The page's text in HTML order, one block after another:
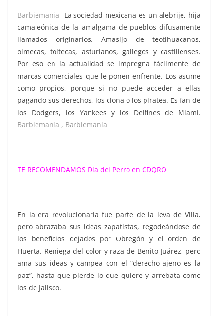
Barbiemania La sociedad mexicana es un alebrije, hija
camaleónica de la amalgama de pueblos difusamente
llamados originarios. Amasijo de teotihuacanos,
olmecas, toltecas, asturianos, gallegos y castillenses.
Por eso en la actualidad se impregna fácilmente de
marcas comerciales que le ponen enfrente. Los asume
como propios, porque si no puede acceder a ellas
pagando sus derechos, los clona o los piratea. Es fan de
los Dodgers, los Yankees y los Delfines de Miami.
Barbiemanía , Barbiemanía
TE RECOMENDAMOS Día del Perro en CDQRO
En la era revolucionaria fue parte de la leva de Villa,
pero abrazaba sus ideas zapatistas, regodeándose de
los beneficios dejados por Obregón y el orden de
Huerta. Reniega del color y raza de Benito Juárez, pero
ama sus ideas y campea con el “derecho ajeno es la
paz”, hasta que pierde lo que quiere y arrebata como
los de Jalisco.